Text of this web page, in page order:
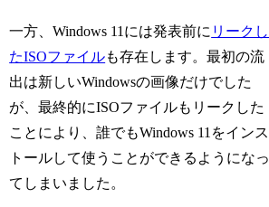
一方、Windows 11には発表前に リークし
たISOファイルも存在します。最初の流
出は新しいWindowsの画像だけでした
が、最終的にISOファイルもリークした
ことにより、誰でもWindows 11をインス
トールして使うことができるようになっ
てしまいました。